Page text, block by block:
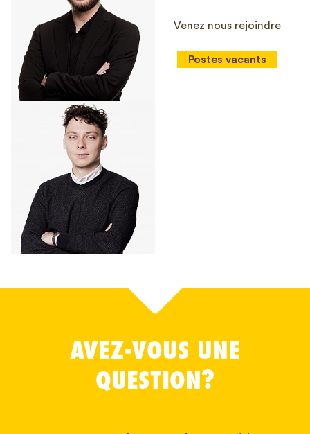
Venez nous rejoindre
Postes vacants
AVEZ-VOUS UNE
QUESTION?